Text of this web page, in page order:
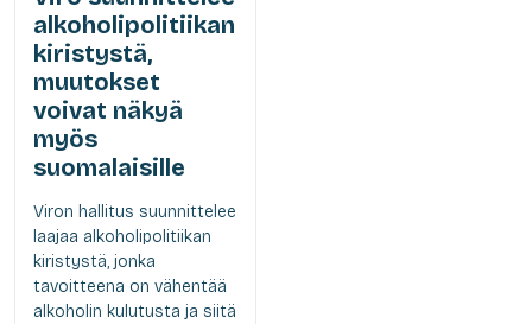
alkoholipolitiikan
kiristystä,
muutokset
voivat näkyä
myös
suomalaisille
Viron hallitus suunnittelee
laajaa alkoholipolitiikan
kiristystä, jonka
tavoitteena on vähentää
alkoholin kulutusta ja siitä